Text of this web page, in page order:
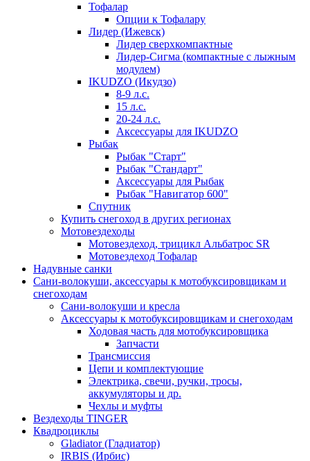
Тофалар
Опции к Тофалару
Лидер (Ижевск)
Лидер сверхкомпактные
Лидер-Сигма (компактные с лыжным
модулем)
IKUDZO (Икудзо)
8-9 л.с.
15 л.с.
20-24 л.с.
Аксессуары для IKUDZO
Рыбак
Рыбак "Старт"
Рыбак "Стандарт"
Аксессуары для Рыбак
Рыбак "Навигатор 600"
Спутник
Купить снегоход в других регионах
Мотовездеходы
Мотовездеход, трицикл Альбатрос SR
Мотовездеход Тофалар
Надувные санки
Сани-волокуши, аксессуары к мотобуксировщикам и
снегоходам
Сани-волокуши и кресла
Аксессуары к мотобуксировщикам и снегоходам
Ходовая часть для мотобуксировщика
Запчасти
Трансмиссия
Цепи и комплектующие
Электрика, свечи, ручки, тросы,
аккумуляторы и др.
Чехлы и муфты
Вездеходы TINGER
Квадроциклы
Gladiator (Гладиатор)
IRBIS (Ирбис)